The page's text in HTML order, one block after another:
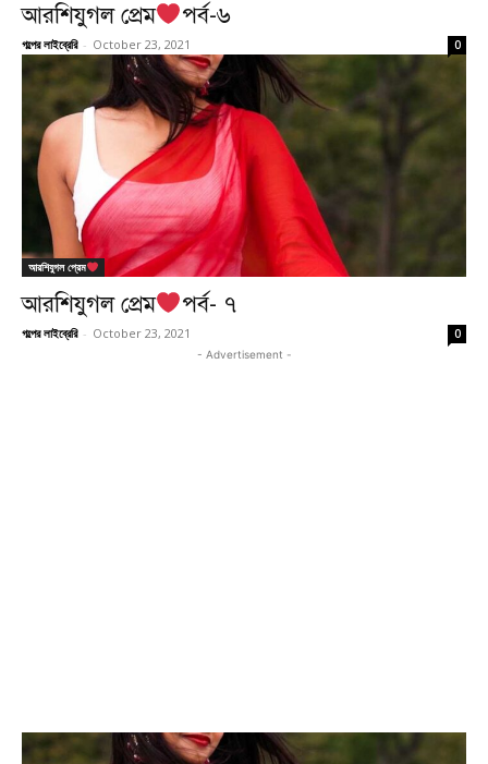
আরশিযুগল প্রেম পর্ব-৬
গল্পের লাইব্রেরি - October 23, 2021 0
আরশিযুগল প্রেম
আরশিযুগল প্রেম পর্ব- ৭
গল্পের লাইব্রেরি - October 23, 2021 0
- Advertisement -